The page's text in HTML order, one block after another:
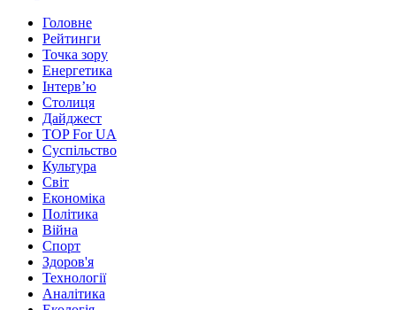
Головне
Рейтинги
Точка зору
Енергетика
Інтерв’ю
Столиця
Дайджест
TOP For UA
Суспiльство
Культура
Світ
Економіка
Політика
Війна
Спорт
Здоров'я
Технології
Аналітика